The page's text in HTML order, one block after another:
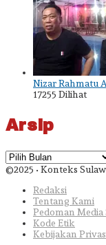
Nizar Rahmatu
17255 Dilihat
Arsip
Arsip
©2025 • Konteks
Redaksi
Tentang Kami
Pedoman Media
Kode Etik
Kebijakan